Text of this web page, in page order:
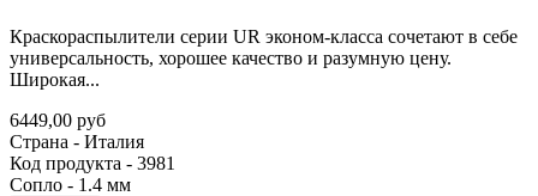
Краскораспылители серии UR эконом-класса сочетают в себе
универсальность, хорошее качество и разумную цену.
Широкая...
6449,00 руб
Страна - Италия
Код продукта - 3981
Сопло - 1.4 мм